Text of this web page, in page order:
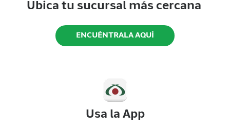
Ubica tu sucursal más cercana
ENCUÉNTRALA AQUÍ
Usa la App